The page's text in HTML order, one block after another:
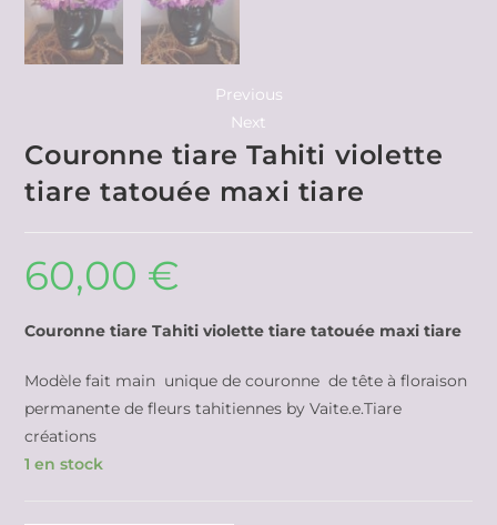
Previous
Next
Couronne tiare Tahiti violette
tiare tatouée maxi tiare
60,00 €
Couronne tiare Tahiti violette tiare tatouée maxi tiare
Modèle fait main unique de couronne de tête à floraison
permanente de fleurs tahitiennes by Vaite.e.Tiare
créations
1 en stock